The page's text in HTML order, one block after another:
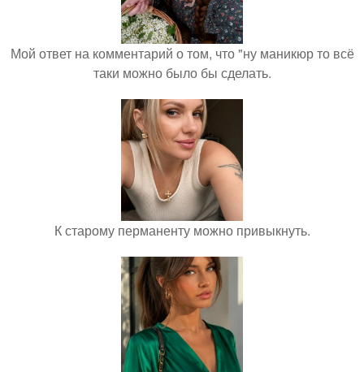
Мой ответ на комментарий о том, что "ну маникюр то всё
таки можно было бы сделать.
К старому перманенту можно привыкнуть.